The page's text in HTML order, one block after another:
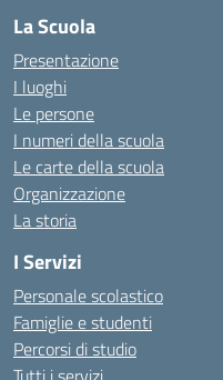
La Scuola
Presentazione
I luoghi
Le persone
I numeri della scuola
Le carte della scuola
Organizzazione
La storia
I Servizi
Personale scolastico
Famiglie e studenti
Percorsi di studio